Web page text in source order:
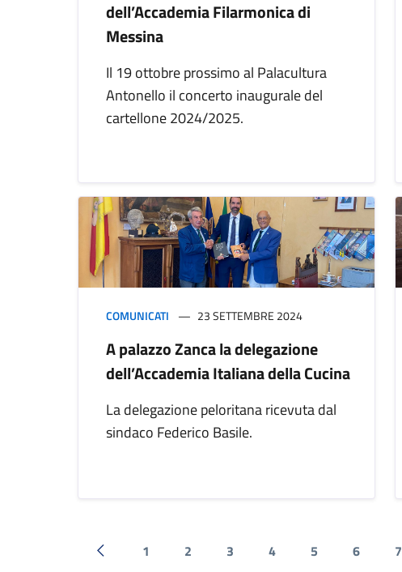
dell’Accademia Filarmonica di
Messina
Il 19 ottobre prossimo al Palacultura
Antonello il concerto inaugurale del
cartellone 2024/2025.
COMUNICATI 23 SETTEMBRE 2024
A palazzo Zanca la delegazione
dell’Accademia Italiana della Cucina
La delegazione peloritana ricevuta dal
sindaco Federico Basile.
Pagina precedente
1 2 3 4 5 6 7